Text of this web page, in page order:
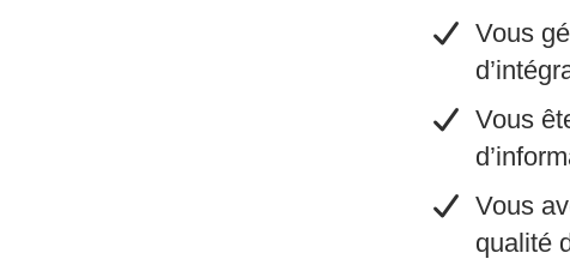
​Vous
​Vous
​Vous
qualité